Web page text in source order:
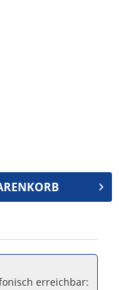
erreichbar: